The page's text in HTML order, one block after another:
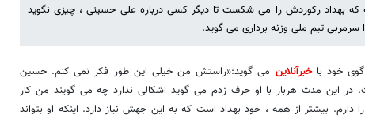
که بهداد رکوردش را می شکست تا دیگر کسی درباره علی حسینی ، چیزی نگوید
تیم ملی وزنه برداری می گوید.
خود باخبرآنلاین می گوید:«راستش من خیلی این طور فکر نمی کنم. حسین
این مدت هربار با او حرف زدم می گوید اشکالی ندارد چه می گویند من کار
دارم. بیشتر از همه ، خود بهداد است که به این جهش نیاز دارد. اینکه او بتواند